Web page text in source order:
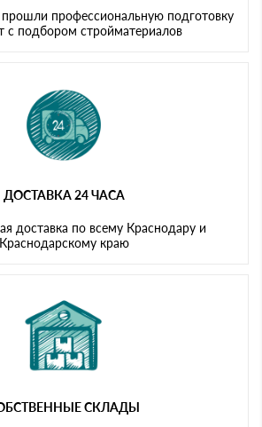
профессиональную подготовку
с подбором стройматериалов
ДОСТАВКА 24 ЧАСА
доставка по всему Краснодару и
Краснодарскому краю
СКЛАДЫ